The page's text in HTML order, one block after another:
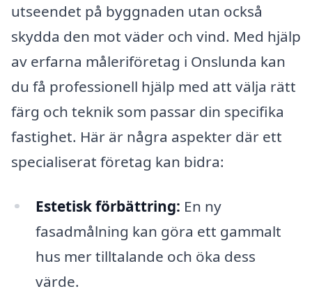
utseendet på byggnaden utan också
skydda den mot väder och vind. Med hjälp
av erfarna måleriföretag i Onslunda kan
du få professionell hjälp med att välja rätt
färg och teknik som passar din specifika
fastighet. Här är några aspekter där ett
specialiserat företag kan bidra:
Estetisk förbättring: En ny
fasadmålning kan göra ett gammalt
hus mer tilltalande och öka dess
värde.